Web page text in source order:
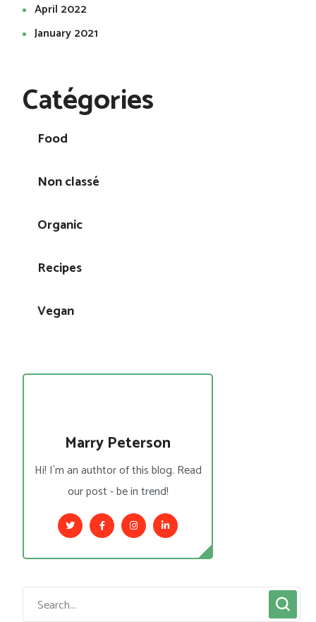
April 2022
January 2021
Catégories
Food
Non classé
Organic
Recipes
Vegan
Marry Peterson
Hi! I`m an authtor of this blog. Read
our post - be in trend!